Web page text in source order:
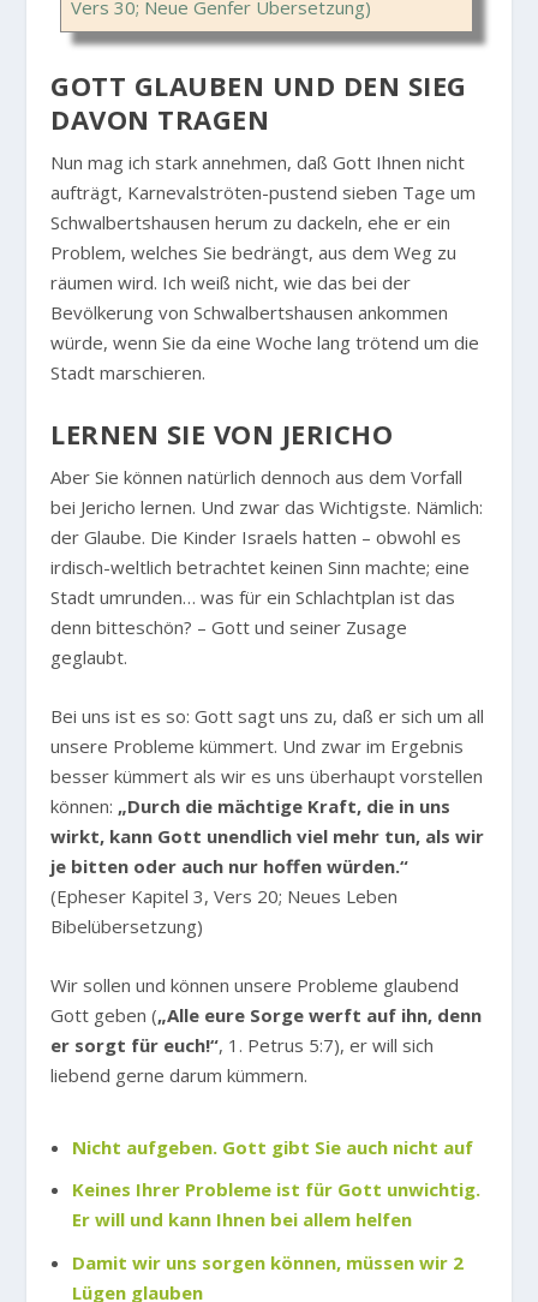
Vers 30; Neue Genfer Übersetzung)
GOTT GLAUBEN UND DEN SIEG
DAVON TRAGEN
Nun mag ich stark annehmen, daß Gott Ihnen nicht
aufträgt, Karnevalströten-pustend sieben Tage um
Schwalbertshausen herum zu dackeln, ehe er ein
Problem, welches Sie bedrängt, aus dem Weg zu
räumen wird. Ich weiß nicht, wie das bei der
Bevölkerung von Schwalbertshausen ankommen
würde, wenn Sie da eine Woche lang trötend um die
Stadt marschieren.
LERNEN SIE VON JERICHO
Aber Sie können natürlich dennoch aus dem Vorfall
bei Jericho lernen. Und zwar das Wichtigste. Nämlich:
der Glaube. Die Kinder Israels hatten – obwohl es
irdisch-weltlich betrachtet keinen Sinn machte; eine
Stadt umrunden… was für ein Schlachtplan ist das
denn bitteschön? – Gott und seiner Zusage
geglaubt.
Bei uns ist es so: Gott sagt uns zu, daß er sich um all
unsere Probleme kümmert. Und zwar im Ergebnis
besser kümmert als wir es uns überhaupt vorstellen
können: „Durch die mächtige Kraft, die in uns
wirkt, kann Gott unendlich viel mehr tun, als wir
je bitten oder auch nur hoffen würden.“
(Epheser Kapitel 3, Vers 20; Neues Leben
Bibelübersetzung)
Wir sollen und können unsere Probleme glaubend
Gott geben („Alle eure Sorge werft auf ihn, denn
er sorgt für euch!“, 1. Petrus 5:7), er will sich
liebend gerne darum kümmern.
Nicht aufgeben. Gott gibt Sie auch nicht auf
Keines Ihrer Probleme ist für Gott unwichtig.
Er will und kann Ihnen bei allem helfen
Damit wir uns sorgen können, müssen wir 2
Lügen glauben